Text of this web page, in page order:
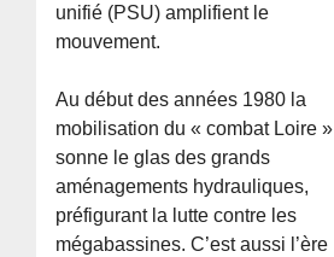
unifié (PSU) amplifient le
mouvement.
Au début des années 1980 la
mobilisation du « combat Loire »
sonne le glas des grands
aménagements hydrauliques,
préfigurant la lutte contre les
mégabassines. C’est aussi l’ère